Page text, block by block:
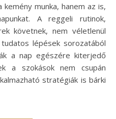
munka, hanem az is,
A reggeli rutinok,
követnek, nem véletlenül
lépések sorozatából
a nap egészére kiterjedő
a szokások nem csupán
stratégiák is bárki